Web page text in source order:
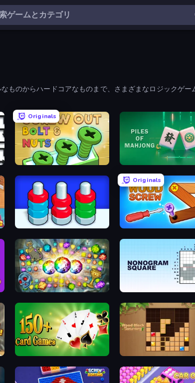
ものからハードコアなものまで、さまざまなロジックゲー
Originals
Screw Out: Bolts and Nuts Piles of Mahjong
Nuts Puzzle: Sort By Color
Originals
Wood Screw: Bolts
Forgotten Treasure 2
Wood Block Journey